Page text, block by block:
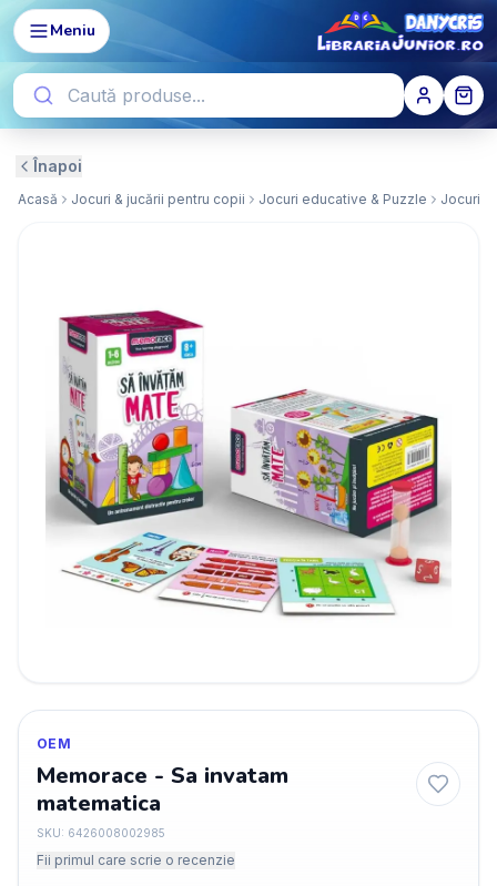
Meniu
Înapoi
Acasă Jocuri & jucării pentru copii Jocuri educative & Puzzle Jocuri
OEM
Memorace - Sa invatam
matematica
SKU: 6426008002985
Fii primul care scrie o recenzie